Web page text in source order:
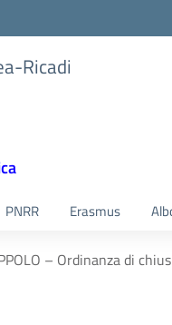
Ricadi
PNRR Erasmus
– Ordinanza di